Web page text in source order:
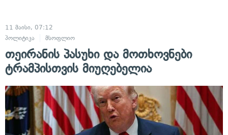
11 მაისი, 07:12
პოლიტიკა
მსოფლიო
თეირანის პასუხი და მოთხოვნები
ტრამპისთვის მიუღებელია